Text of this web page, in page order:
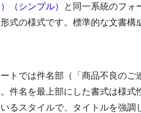
（シンプル）
と同一系統のフォ
式の様式です。標準的な文書
トでは件名部（「商品不良の
件名を最上部にした書式は様
るスタイルで、タイトルを強調